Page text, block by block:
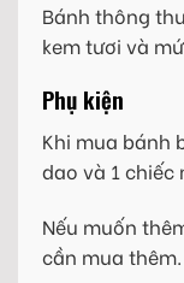
Bánh thông
kem tươi và
Phụ kiện
Khi mua bánh
dao và 1 chiếc
Nếu muốn
cần mua thêm.